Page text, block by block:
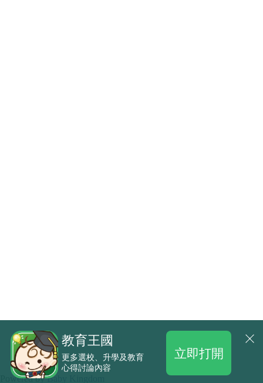
Powered byBaby Kingdom
教育王國
更多選校、升學及教育
心得討論內容
立即打開